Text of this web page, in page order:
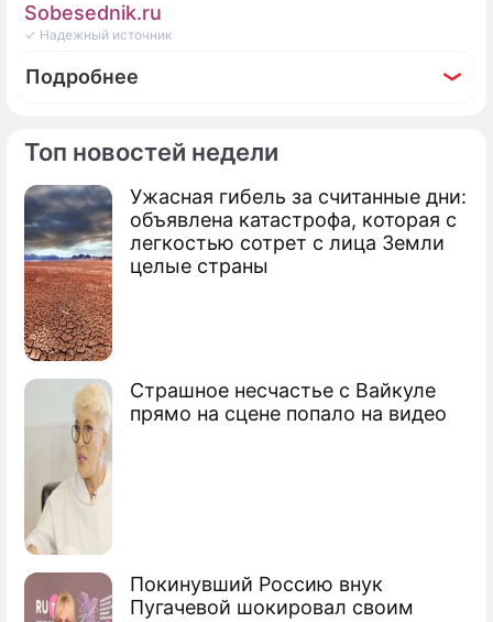
Топ новостей недели
Ужасная гибель за считанные дни:
объявлена катастрофа, которая с
легкостью сотрет с лица Земли
целые страны
Страшное несчастье с Вайкуле
прямо на сцене попало на видео
Покинувший Россию внук
Пугачевой шокировал своим
Sobesednik.ru
✓ Надежный источник
Подробнее
Фоторепортаж
Драка в зале суда и хрюканье адвоката: суд
над Ефремовым сравнили с цирком